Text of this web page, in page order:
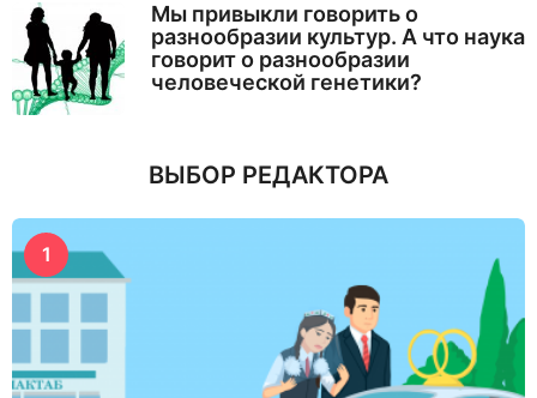
Мы привыкли говорить о
разнообразии культур. А что наука
говорит о разнообразии
человеческой генетики?
ВЫБОР РЕДАКТОРА
1